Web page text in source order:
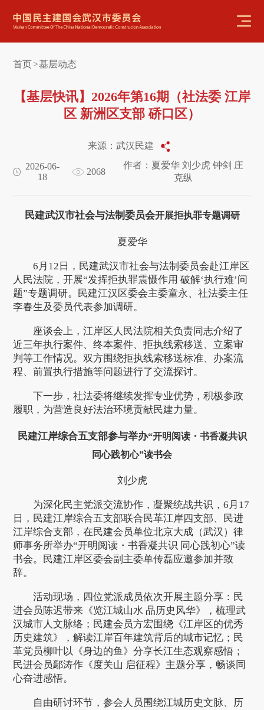
首页>基层动态
【基层快讯】2026年第16期（社法委 江岸
区 新洲区支部 硚口区）
来源：武汉民建
2026-06-
18
2068
作者：夏爱华 刘少虎 钟剑 庄
克纵
民建武汉市社会与法制委员会开展拒执罪专题调研
夏爱华
6月12日，民建武汉市社会与法制委员会赴江岸区
人民法院，开展“发挥拒执罪震慑作用 破解‘执行难’问
题”专题调研。民建江汉区委会主委童永、社法委主任
李春生及委员代表参加调研。
座谈会上，江岸区人民法院相关负责同志介绍了
近三年执行案件、终本案件、拒执线索移送、立案审
判等工作情况。双方围绕拒执线索移送标准、办案流
程、前置执行措施等问题进行了交流探讨。
下一步，社法委将继续发挥专业优势，积极参政
履职，为营造良好法治环境贡献民建力量。
民建江岸综合五支部参与举办“开明阅读・书香凝共识
同心践初心”读书会
刘少虎
为深化民主党派交流协作，凝聚统战共识，6月17
日，民建江岸综合五支部联合民革江岸四支部、民进
江岸综合支部，在民建会员单位北京大成（武汉）律
师事务所举办“开明阅读・书香凝共识 同心践初心”读
书会。民建江岸区委会副主委单传磊应邀参加并致
辞。
活动现场，四位党派成员依次开展主题分享：民
进会员陈迟带来《览江城山水 品历史风华》，梳理武
汉城市人文脉络；民建会员方宏围绕《江岸区的优秀
历史建筑》，解读江岸百年建筑背后的城市记忆；民
革党员柳叶以《身边的鱼》分享长江生态观察感悟；
民进会员鄢涛作《度关山 启征程》主题分享，畅谈同
心奋进感悟。
自由研讨环节，参会人员围绕江城历史文脉、历